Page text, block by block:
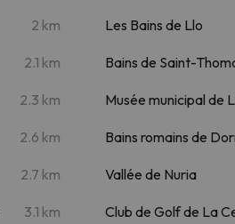
2 km
2.1 km
2.3 km
2.6 km
2.7 km
3.1 km
Les Bains de Llo
Bains de Saint-
Musée municipal de
Bains romains de
Vallée de Nuria
Club de Golf de La